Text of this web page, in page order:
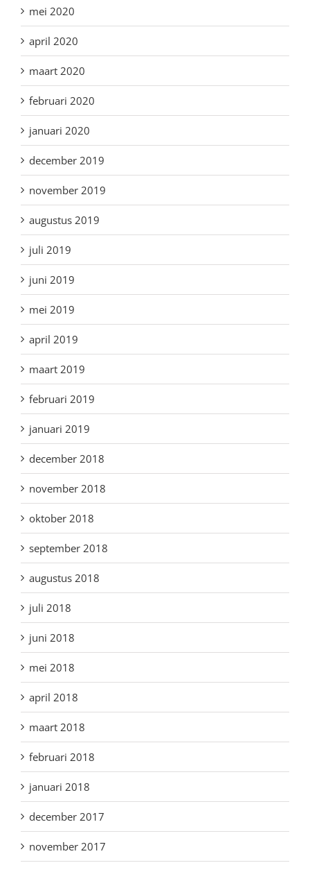
mei 2020
april 2020
maart 2020
februari 2020
januari 2020
december 2019
november 2019
augustus 2019
juli 2019
juni 2019
mei 2019
april 2019
maart 2019
februari 2019
januari 2019
december 2018
november 2018
oktober 2018
september 2018
augustus 2018
juli 2018
juni 2018
mei 2018
april 2018
maart 2018
februari 2018
januari 2018
december 2017
november 2017